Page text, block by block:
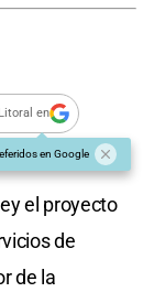
en
en Google
el proyecto
de
de la